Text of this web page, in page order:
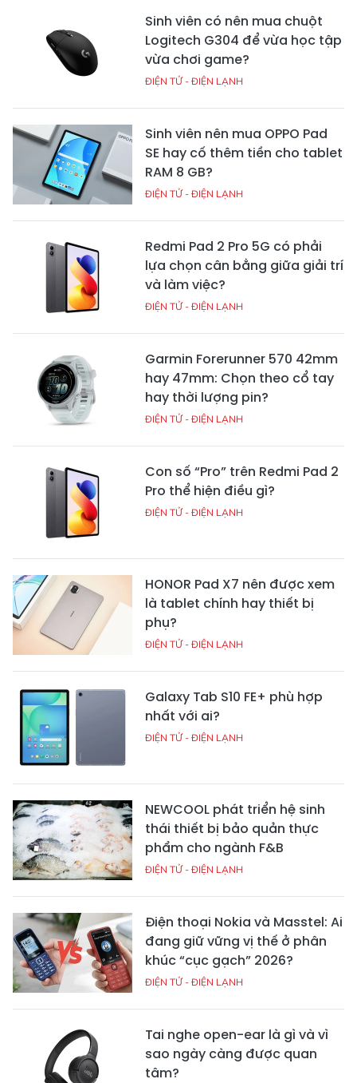
Sinh viên có nên mua chuột
Logitech G304 để vừa học tập
vừa chơi game?
ĐIỆN TỬ - ĐIỆN LẠNH
Sinh viên nên mua OPPO Pad
SE hay cố thêm tiền cho tablet
RAM 8 GB?
ĐIỆN TỬ - ĐIỆN LẠNH
Redmi Pad 2 Pro 5G có phải
lựa chọn cân bằng giữa giải trí
và làm việc?
ĐIỆN TỬ - ĐIỆN LẠNH
Garmin Forerunner 570 42mm
hay 47mm: Chọn theo cổ tay
hay thời lượng pin?
ĐIỆN TỬ - ĐIỆN LẠNH
Con số “Pro” trên Redmi Pad 2
Pro thể hiện điều gì?
ĐIỆN TỬ - ĐIỆN LẠNH
HONOR Pad X7 nên được xem
là tablet chính hay thiết bị
phụ?
ĐIỆN TỬ - ĐIỆN LẠNH
Galaxy Tab S10 FE+ phù hợp
nhất với ai?
ĐIỆN TỬ - ĐIỆN LẠNH
NEWCOOL phát triển hệ sinh
thái thiết bị bảo quản thực
phẩm cho ngành F&B
ĐIỆN TỬ - ĐIỆN LẠNH
Điện thoại Nokia và Masstel: Ai
đang giữ vững vị thế ở phân
khúc “cục gạch” 2026?
ĐIỆN TỬ - ĐIỆN LẠNH
Tai nghe open-ear là gì và vì
sao ngày càng được quan
tâm?